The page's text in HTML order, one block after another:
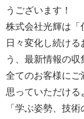
うございます！
株式会社光輝は「
日々変化し続け
う、最新情報の収
全てのお客様にご
思っていただける
「学ぶ姿勢、技